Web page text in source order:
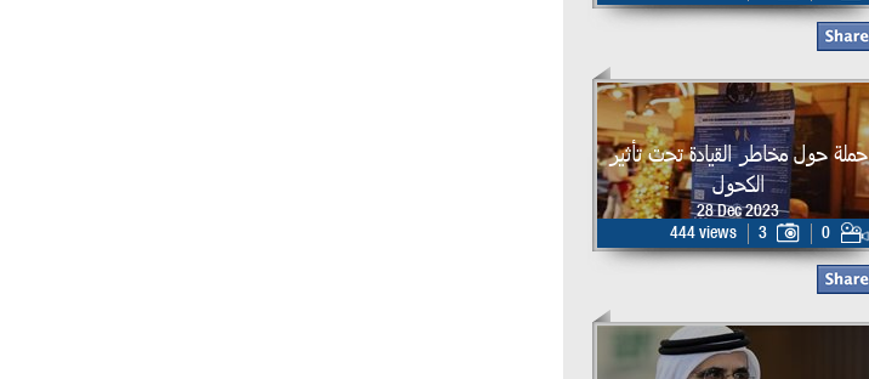
حملة حول مخاطر القيادة تحت تأثير
الكحول
28 Dec 2023
444 views
3 0